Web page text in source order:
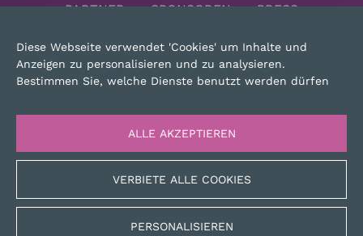
PARTNER SPONSOREN PRESS
MAPSITE RECHTLICHE HINWEISE
Diese Webseite verwendet 'Cookies' um Inhalte und
Anzeigen zu personalisieren und zu analysieren.
Bestimmen Sie, welche Dienste benutzt werden dürfen
ALLE AKZEPTIEREN
VERBIETE ALLE COOKIES
PERSONALISIEREN